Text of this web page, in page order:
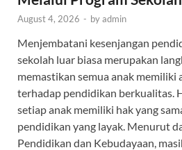
August 4, 2026 - byadmin
Menjembatani kesenjangan
sekolah luar biasa merupakan
memastikan semua anak memiliki
terhadap pendidikan berkualitas.
setiap anak memiliki hak yang
pendidikan yang layak. Menurut
Pendidikan dan Kebudayaan,